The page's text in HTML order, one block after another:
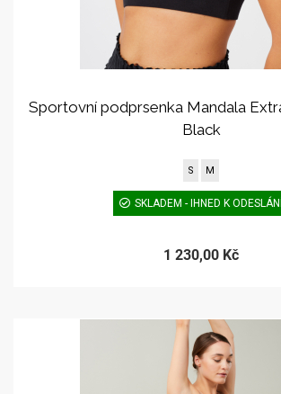
Sportovní podprsenka Mandala
Black
S M
SKLADEM - IHNED K ODESLÁNÍ
1 230,00 Kč